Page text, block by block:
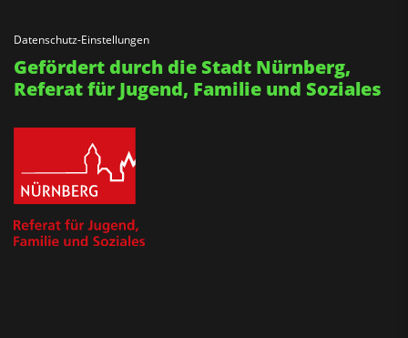
Datenschutz-Einstellungen
Gefördert durch die Stadt Nürnberg,
Referat für Jugend, Familie und Soziales